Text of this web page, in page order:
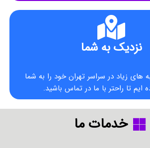
نزدیک به شما
های زیاد در سراسر تهران خود را به شما
ایم تا راحتر با ما در تماس باشید.
خدمات ما